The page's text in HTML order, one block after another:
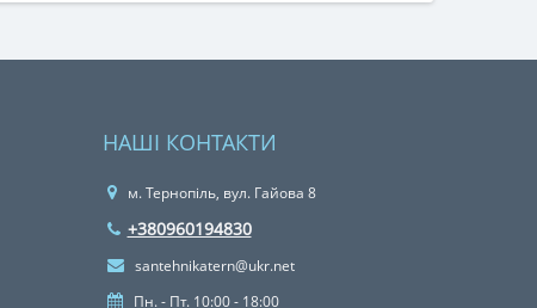
НАШІ КОНТАКТИ
м. Тернопіль, вул. Гайова 8
+380960194830
santehnikatern@ukr.net
Пн. - Пт. 10:00 - 18:00